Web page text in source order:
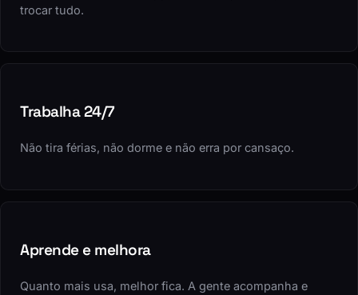
trocar tudo.
Trabalha 24/7
Não tira férias, não dorme e não erra por cansaço.
Aprende e melhora
Quanto mais usa, melhor fica. A gente acompanha e